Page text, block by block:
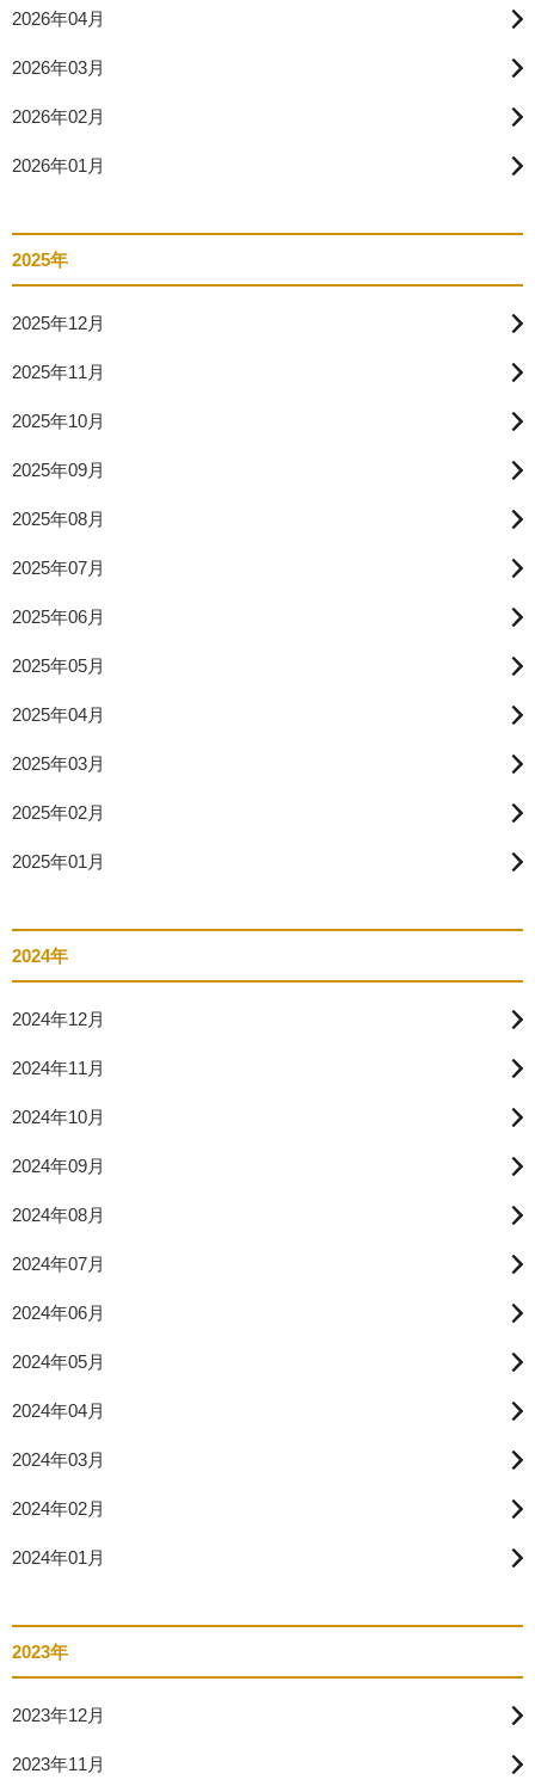
2026年04月
2026年03月
2026年02月
2026年01月
2025年
2025年12月
2025年11月
2025年10月
2025年09月
2025年08月
2025年07月
2025年06月
2025年05月
2025年04月
2025年03月
2025年02月
2025年01月
2024年
2024年12月
2024年11月
2024年10月
2024年09月
2024年08月
2024年07月
2024年06月
2024年05月
2024年04月
2024年03月
2024年02月
2024年01月
2023年
2023年12月
2023年11月